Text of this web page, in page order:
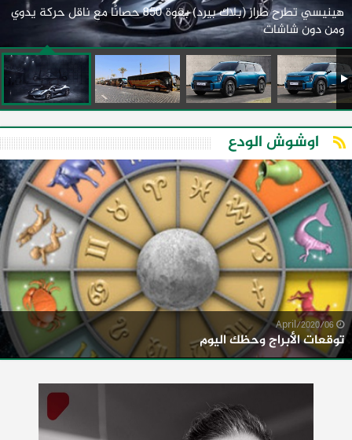
هينيسي تطرح طراز (بلاك بيرد) بقوة 850 حصانًا مع ناقل حركة يدوي
ومن دون شاشات
اوشوش الودع
توقعات الأبراج وحظك اليوم